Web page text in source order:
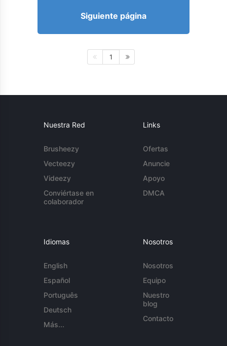
Siguiente página
1
Nuestra Red
Brusheezy
Vecteezy
Videezy
Conviértase en
colaborador
Links
Ofertas
Anuncie
Apoyo
DMCA
Idiomas
English
Español
Português
Deutsch
Más...
Nosotros
Nosotros
Equipo
Nuestro
blog
Contacto